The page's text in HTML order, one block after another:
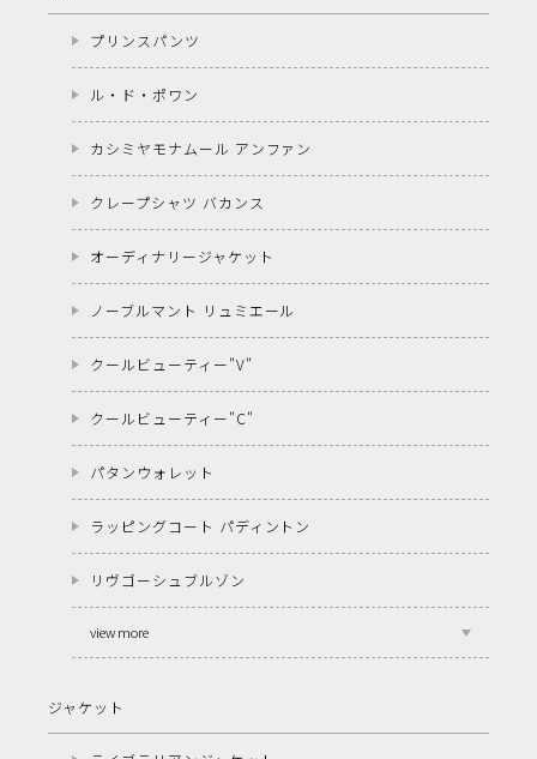
プリンスパンツ
ル・ド・ポワン
カシミヤモナムール アンファン
クレープシャツ バカンス
オーディナリージャケット
ノーブルマント リュミエール
クールビューティー"V"
クールビューティー"C"
パタンウォレット
ラッピングコート パディントン
リヴゴーシュブルゾン
view more
ジャケット